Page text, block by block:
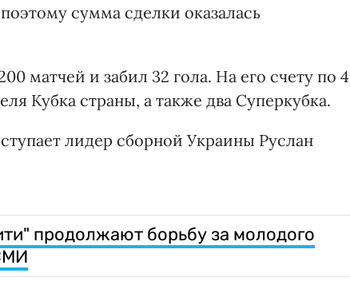
сумма сделки оказалась
матчей и забил 32 гола. На его счету по 4
Кубка страны, а также два Суперкубка.
лидер сборной Украины Руслан
продолжают борьбу за молодого